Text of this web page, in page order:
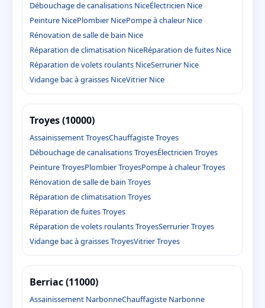
Débouchage de canalisations NiceÉlectricien Nice
Peinture NicePlombier NicePompe à chaleur Nice
Rénovation de salle de bain Nice
Réparation de climatisation NiceRéparation de fuites Nice
Réparation de volets roulants NiceSerrurier Nice
Vidange bac à graisses NiceVitrier Nice
Troyes (10000)
Assainissement TroyesChauffagiste Troyes
Débouchage de canalisations TroyesÉlectricien Troyes
Peinture TroyesPlombier TroyesPompe à chaleur Troyes
Rénovation de salle de bain Troyes
Réparation de climatisation Troyes
Réparation de fuites Troyes
Réparation de volets roulants TroyesSerrurier Troyes
Vidange bac à graisses TroyesVitrier Troyes
Berriac (11000)
Assainissement NarbonneChauffagiste Narbonne